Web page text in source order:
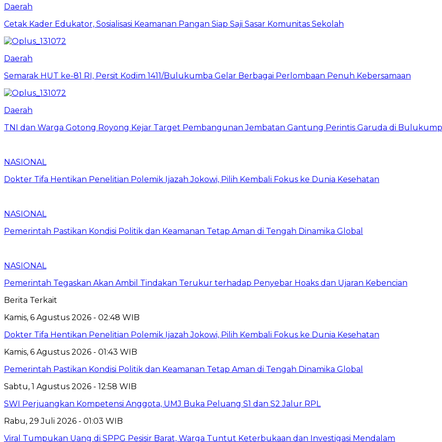
Daerah
Cetak Kader Edukator, Sosialisasi Keamanan Pangan Siap Saji Sasar Komunitas Sekolah
Daerah
Semarak HUT ke-81 RI, Persit Kodim 1411/Bulukumba Gelar Berbagai Perlombaan Penuh Kebersamaan
Daerah
TNI dan Warga Gotong Royong Kejar Target Pembangunan Jembatan Gantung Perintis Garuda di
NASIONAL
Dokter Tifa Hentikan Penelitian Polemik Ijazah Jokowi, Pilih Kembali Fokus ke Dunia Kesehatan
NASIONAL
Pemerintah Pastikan Kondisi Politik dan Keamanan Tetap Aman di Tengah Dinamika Global
NASIONAL
Pemerintah Tegaskan Akan Ambil Tindakan Terukur terhadap Penyebar Hoaks dan Ujaran Kebencian
Berita Terkait
Kamis, 6 Agustus 2026 - 02:48 WIB
Dokter Tifa Hentikan Penelitian Polemik Ijazah Jokowi, Pilih Kembali Fokus ke Dunia Kesehatan
Kamis, 6 Agustus 2026 - 01:43 WIB
Pemerintah Pastikan Kondisi Politik dan Keamanan Tetap Aman di Tengah Dinamika Global
Sabtu, 1 Agustus 2026 - 12:58 WIB
SWI Perjuangkan Kompetensi Anggota, UMJ Buka Peluang S1 dan S2 Jalur RPL
Rabu, 29 Juli 2026 - 01:03 WIB
Viral Tumpukan Uang di SPPG Pesisir Barat, Warga Tuntut Keterbukaan dan Investigasi Mendalam